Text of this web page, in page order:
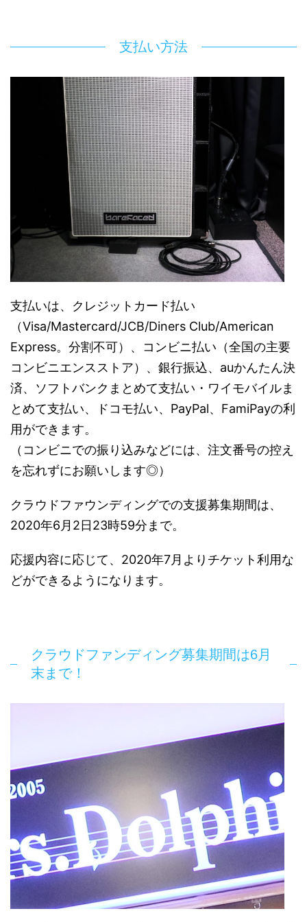
支払い方法
支払いは、クレジットカード払い
（Visa/Mastercard/JCB/Diners Club/American
Express。分割不可）、コンビニ払い（全国の主要
コンビニエンスストア）、銀行振込、auかんたん決
済、ソフトバンクまとめて支払い・ワイモバイルま
とめて支払い、ドコモ払い、PayPal、FamiPayの利
用ができます。
（コンビニでの振り込みなどには、注文番号の控え
を忘れずにお願いします◎）
クラウドファウンディングでの支援募集期間は、
2020年6月2日23時59分まで。
応援内容に応じて、2020年7月よりチケット利用な
どができるようになります。
クラウドファンディング募集期間は6月
末まで！